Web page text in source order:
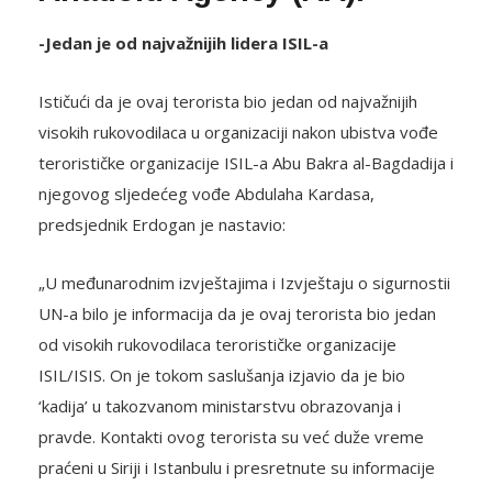
-Jedan je od najvažnijih lidera ISIL-a
Ističući da je ovaj terorista bio jedan od najvažnijih
visokih rukovodilaca u organizaciji nakon ubistva vođe
terorističke organizacije ISIL-a Abu Bakra al-Bagdadija i
njegovog sljedećeg vođe Abdulaha Kardasa,
predsjednik Erdogan je nastavio:
„U međunarodnim izvještajima i Izvještaju o sigurnostii
UN-a bilo je informacija da je ovaj terorista bio jedan
od visokih rukovodilaca terorističke organizacije
ISIL/ISIS. On je tokom saslušanja izjavio da je bio
‘kadija’ u takozvanom ministarstvu obrazovanja i
pravde. Kontakti ovog terorista su već duže vreme
praćeni u Siriji i Istanbulu i presretnute su informacije